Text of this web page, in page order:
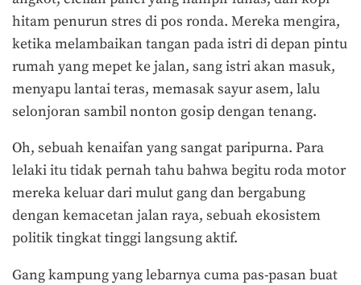
hitam penurun stres di pos ronda. Mereka mengira,
ketika melambaikan tangan pada istri di depan pintu
rumah yang mepet ke jalan, sang istri akan masuk,
menyapu lantai teras, memasak sayur asem, lalu
selonjoran sambil nonton gosip dengan tenang.
Oh, sebuah kenaifan yang sangat paripurna. Para
lelaki itu tidak pernah tahu bahwa begitu roda motor
mereka keluar dari mulut gang dan bergabung
dengan kemacetan jalan raya, sebuah ekosistem
politik tingkat tinggi langsung aktif.
Gang kampung yang lebarnya cuma pas-pasan buat